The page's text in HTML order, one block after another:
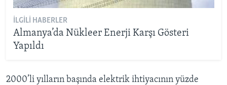
İLGILI HABERLER
Almanya’da Nükleer Enerji Karşı Gösteri
Yapıldı
2000’li yılların başında elektrik ihtiyacının yüzde